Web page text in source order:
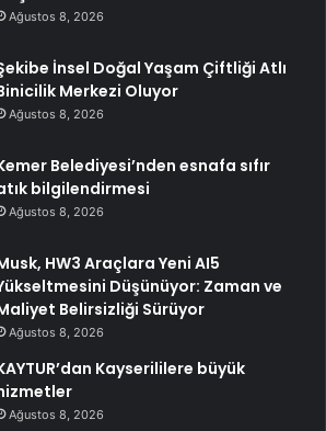
Ağustos 8, 2026
İnsel Doğal Yaşam Çiftliği Atlı
Merkezi Oluyor
Ağustos 8, 2026
Belediyesi’nden esnafa sıfır
bilgilendirmesi
Ağustos 8, 2026
HW3 Araçlara Yeni AI5
Düşünüyor: Zaman ve
Belirsizliği Sürüyor
Ağustos 8, 2026
Kayserililere büyük
Ağustos 8, 2026